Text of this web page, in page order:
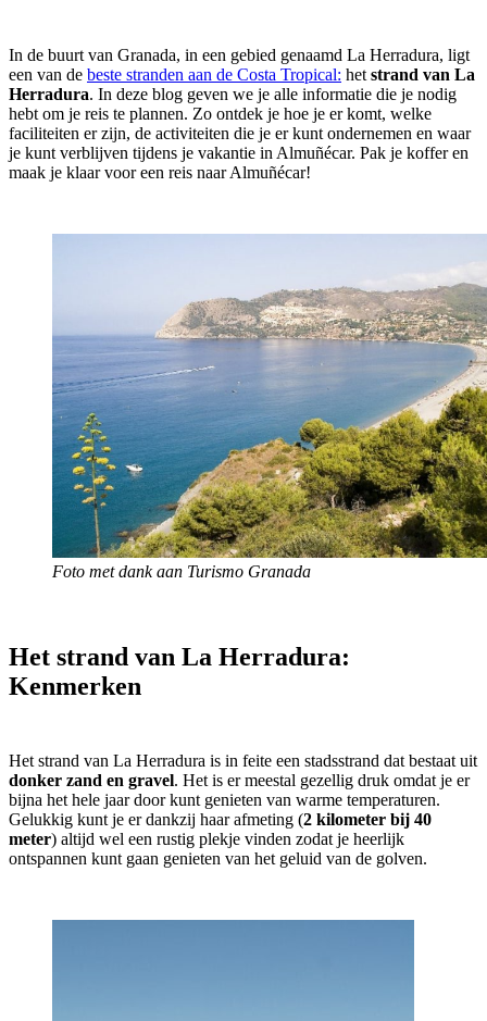
In de buurt van Granada, in een gebied genaamd La Herradura, ligt
een van de beste stranden aan de Costa Tropical: het strand van La
Herradura. In deze blog geven we je alle informatie die je nodig
hebt om je reis te plannen. Zo ontdek je hoe je er komt, welke
faciliteiten er zijn, de activiteiten die je er kunt ondernemen en waar
je kunt verblijven tijdens je vakantie in Almuñécar. Pak je koffer en
maak je klaar voor een reis naar Almuñécar!
Foto met dank aan Turismo Granada
Het strand van La Herradura:
Kenmerken
Het strand van La Herradura is in feite een stadsstrand dat bestaat uit
donker zand en gravel. Het is er meestal gezellig druk omdat je er
bijna het hele jaar door kunt genieten van warme temperaturen.
Gelukkig kunt je er dankzij haar afmeting (2 kilometer bij 40
meter) altijd wel een rustig plekje vinden zodat je heerlijk
ontspannen kunt gaan genieten van het geluid van de golven.